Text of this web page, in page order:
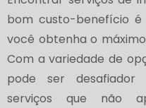
bom custo-benefício
você obtenha o
Com a variedade de
pode ser desafiador
serviços que não